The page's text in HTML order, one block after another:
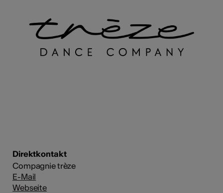
Direktkontakt
Compagnie trèze
E-Mail
Webseite